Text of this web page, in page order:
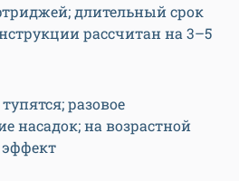
длительный срок
рассчитан на 3–5
разовое
насадок; на возрастной